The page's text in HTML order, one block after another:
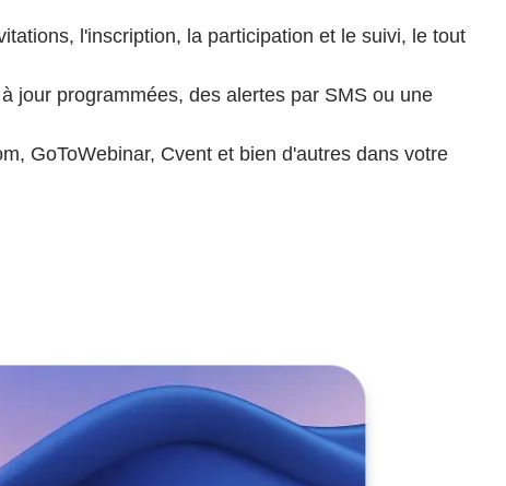
l'inscription, la participation et le suivi, le tout
jour programmées, des alertes par SMS ou une
GoToWebinar, Cvent et bien d'autres dans votre